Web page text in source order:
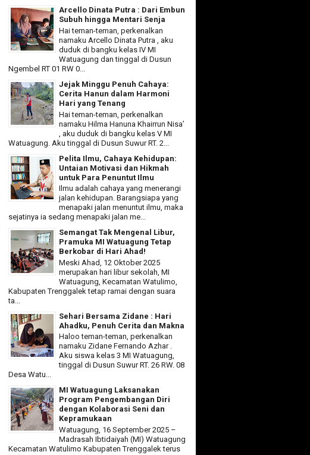
Arcello Dinata Putra : Dari Embun
Subuh hingga Mentari Senja
Hai teman-teman, perkenalkan
namaku Arcello Dinata Putra , aku
duduk di bangku kelas IV MI
Watuagung dan tinggal di Dusun
Ngembel RT 01 RW 0...
Jejak Minggu Penuh Cahaya:
Cerita Hanun dalam Harmoni
Hari yang Tenang
Hai teman-teman, perkenalkan
namaku Hilma Hanuna Khairrun Nisa’
, aku duduk di bangku kelas V MI
Watuagung. Aku tinggal di Dusun Suwur RT. 2...
Pelita Ilmu, Cahaya Kehidupan:
Untaian Motivasi dan Hikmah
untuk Para Penuntut Ilmu
Ilmu adalah cahaya yang menerangi
jalan kehidupan. Barangsiapa yang
menapaki jalan menuntut ilmu, maka
sejatinya ia sedang menapaki jalan me...
Semangat Tak Mengenal Libur,
Pramuka MI Watuagung Tetap
Berkobar di Hari Ahad!
Meski Ahad, 12 Oktober 2025
merupakan hari libur sekolah, MI
Watuagung, Kecamatan Watulimo,
Kabupaten Trenggalek tetap ramai dengan suara
ta...
Sehari Bersama Zidane : Hari
Ahadku, Penuh Cerita dan Makna
Haloo teman-teman, perkenalkan
namaku Zidane Fernando Azhar .
Aku siswa kelas 3 MI Watuagung,
tinggal di Dusun Suwur RT. 26 RW. 08
Desa Watu...
MI Watuagung Laksanakan
Program Pengembangan Diri
dengan Kolaborasi Seni dan
Kepramukaan
Watuagung, 16 September 2025 –
Madrasah Ibtidaiyah (MI) Watuagung
Kecamatan Watulimo Kabupaten Trenggalek terus